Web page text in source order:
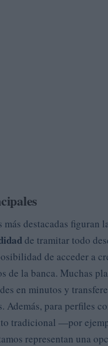
más destacadas figuran
de tramitar todo
de acceder a
de la banca. Muchas
en minutos y
Además, para perfiles
tradicional —por
representan una